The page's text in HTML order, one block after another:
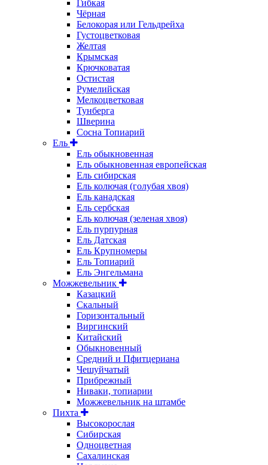
Гибкая
Чёрная
Белокорая или Гельдрейха
Густоцветковая
Желтая
Крымская
Крючковатая
Остистая
Румелийская
Мелкоцветковая
Тунберга
Шверина
Сосна Топиарий
Ель
Ель обыкновенная
Ель обыкновенная европейская
Ель сибирская
Ель колючая (голубая хвоя)
Ель канадская
Ель сербская
Ель колючая (зеленая хвоя)
Ель пурпурная
Ель Датская
Ель Крупномеры
Ель Топиарий
Ель Энгельмана
Можжевельник
Казацкий
Скальный
Горизонтальный
Виргинский
Китайский
Обыкновенный
Средний и Пфитцериана
Чешуйчатый
Прибрежный
Ниваки, топиарии
Можжевельник на штамбе
Пихта
Высокорослая
Сибирская
Одноцветная
Сахалинская